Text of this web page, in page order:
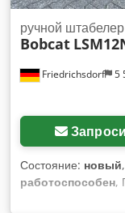
Friedrichsdorf 5
ручной штабелер
Bobcat
Состояние: новый
работоспособен,